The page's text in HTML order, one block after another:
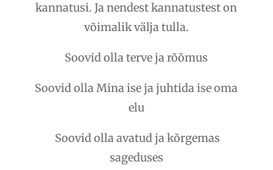
kannatusi. Ja nendest kannatustest on
võimalik välja tulla.
Soovid olla terve ja rõõmus
Soovid olla Mina ise ja juhtida ise oma
elu
Soovid olla avatud ja kõrgemas
sageduses